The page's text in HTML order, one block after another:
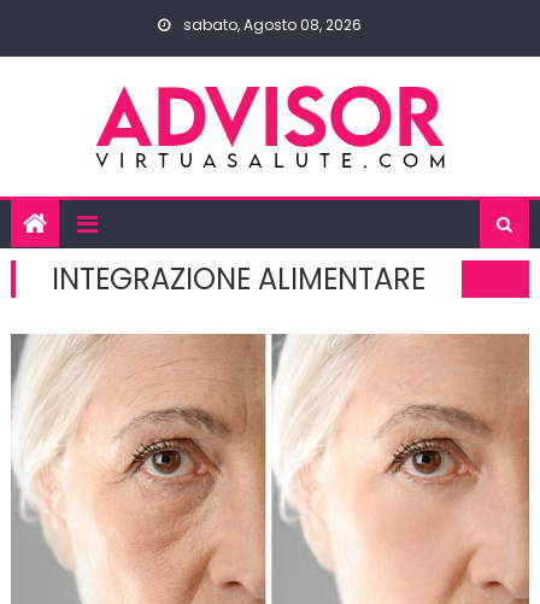
sabato, Agosto 08, 2026
INTEGRAZIONE ALIMENTARE